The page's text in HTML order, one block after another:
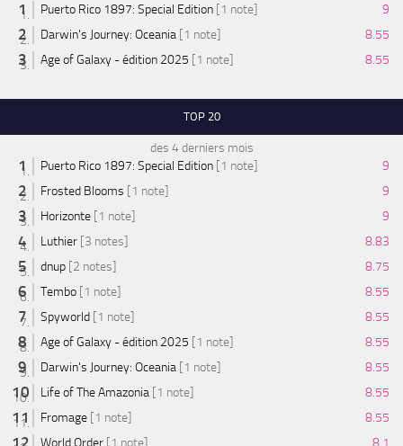
Puerto Rico 1897: Special Edition [1 note]
9
Darwin's Journey: Oceania [1 note]
8.55
Age of Galaxy - édition 2025 [1 note] 8.55
TOP 20
des 4 derniers mois
Puerto Rico 1897: Special Edition [1 note]
9
Frosted Blooms [1 note]
9
Horizonte [1 note]
9
Luthier [3 notes]
8.83
dnup [2 notes]
8.75
Tembo [1 note]
8.55
Spyworld [1 note]
8.55
Age of Galaxy - édition 2025 [1 note]
8.55
Darwin's Journey: Oceania [1 note]
8.55
Life of The Amazonia [1 note]
8.55
Fromage [1 note]
8.55
World Order [1 note]
8.1